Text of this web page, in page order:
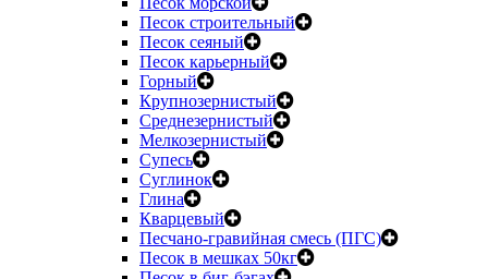
Песок строительный
Песок сеяный
Песок карьерный
Горный
Крупнозернистый
Среднезернистый
Мелкозернистый
Супесь
Суглинок
Глина
Кварцевый
Песчано-гравийная смесь (ПГС)
Песок в мешках 50кг